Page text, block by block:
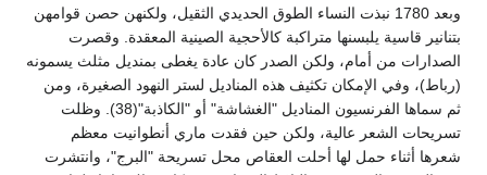
وبعد 1780 نبذت النساء الطوق الحديدي الثقيل، ولكنهن حصن قوامهن
بتنانير قاسية يلبسنها متراكبة كالأحجية الصينية المعقدة. وقصرت
الصدارات من أمام، ولكن الصدر كان عادة يغطى بمنديل مثلث يسمونه
(رباط)، وفي الإمكان تكثيف هذه المناديل لستر النهود الصغيرة، ومن
ثم سماها الفرنسيون المناديل "الغشاشة" أو "الكاذبة"(38). وظلت
تسريحات الشعر عالية، ولكن حين فقدت ماري أنطوانيت معظم
شعرها أثناء حمل لها أحلت العقاص محل تسريحة "البرج"، وانتشرت